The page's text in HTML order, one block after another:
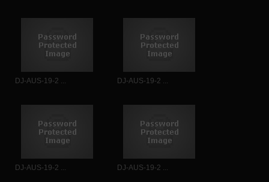
DJ-AUS-19-2 ... DJ-AUS-19-2 ...
DJ-AUS-19-2 ... DJ-AUS-19-2 ...